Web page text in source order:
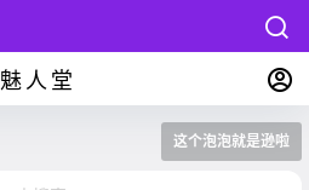
魅人堂
这个泡泡就是逊啦